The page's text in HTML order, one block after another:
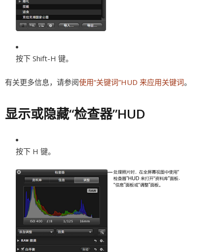
按下 Shift-H 键。
有关更多信息，请参阅使用“关键词”HUD 来应用关键词。
显示或隐藏“检查器”HUD
按下 H 键。